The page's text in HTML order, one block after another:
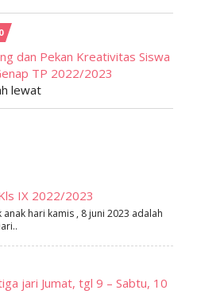
dan Pekan Kreativitas Siswa
TP 2022/2023
lewat
IX 2022/2023
anak hari kamis , 8 juni 2023 adalah
jari Jumat, tgl 9 – Sabtu, 10